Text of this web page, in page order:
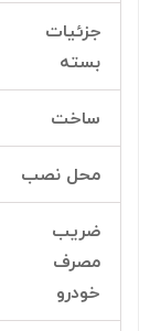
جزئیات
بسته
ساخت
محل نصب
ضریب
مصرف
خودرو